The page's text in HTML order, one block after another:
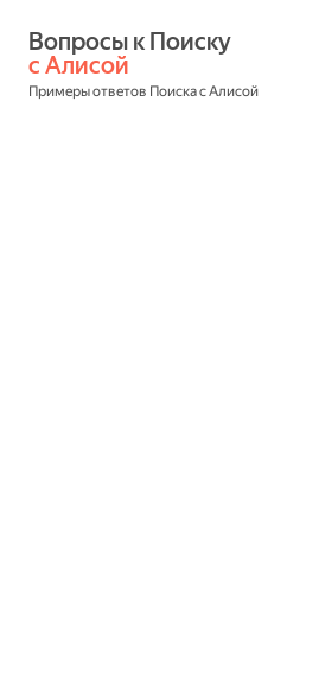
с Алисой
Примеры ответов Поиска с Алисой